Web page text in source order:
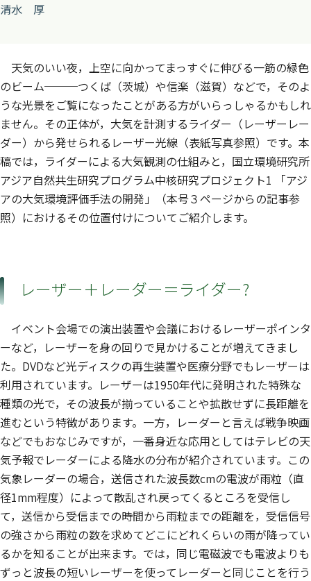
清水 厚
天気のいい夜，上空に向かってまっすぐに伸びる一筋の緑色
のビーム───つくば（茨城）や信楽（滋賀）などで，そのよ
うな光景をご覧になったことがある方がいらっしゃるかもしれ
ません。その正体が，大気を計測するライダー（レーザーレー
ダー）から発せられるレーザー光線（表紙写真参照）です。本
稿では，ライダーによる大気観測の仕組みと，国立環境研究所
アジア自然共生研究プログラム中核研究プロジェクト1 「アジ
アの大気環境評価手法の開発」（本号３ページからの記事参
照）におけるその位置付けについてご紹介します。
レーザー＋レーダー＝ライダー?
イベント会場での演出装置や会議におけるレーザーポインタ
ーなど，レーザーを身の回りで見かけることが増えてきまし
た。DVDなど光ディスクの再生装置や医療分野でもレーザーは
利用されています。レーザーは1950年代に発明された特殊な
種類の光で，その波長が揃っていることや拡散せずに長距離を
進むという特徴があります。一方，レーダーと言えば戦争映画
などでもおなじみですが，一番身近な応用としてはテレビの天
気予報でレーダーによる降水の分布が紹介されています。この
気象レーダーの場合，送信された波長数cmの電波が雨粒（直
径1mm程度）によって散乱され戻ってくるところを受信し
て，送信から受信までの時間から雨粒までの距離を，受信信号
の強さから雨粒の数を求めてどこにどれくらいの雨が降ってい
るかを知ることが出来ます。では，同じ電磁波でも電波よりも
ずっと波長の短いレーザーを使ってレーダーと同じことを行う